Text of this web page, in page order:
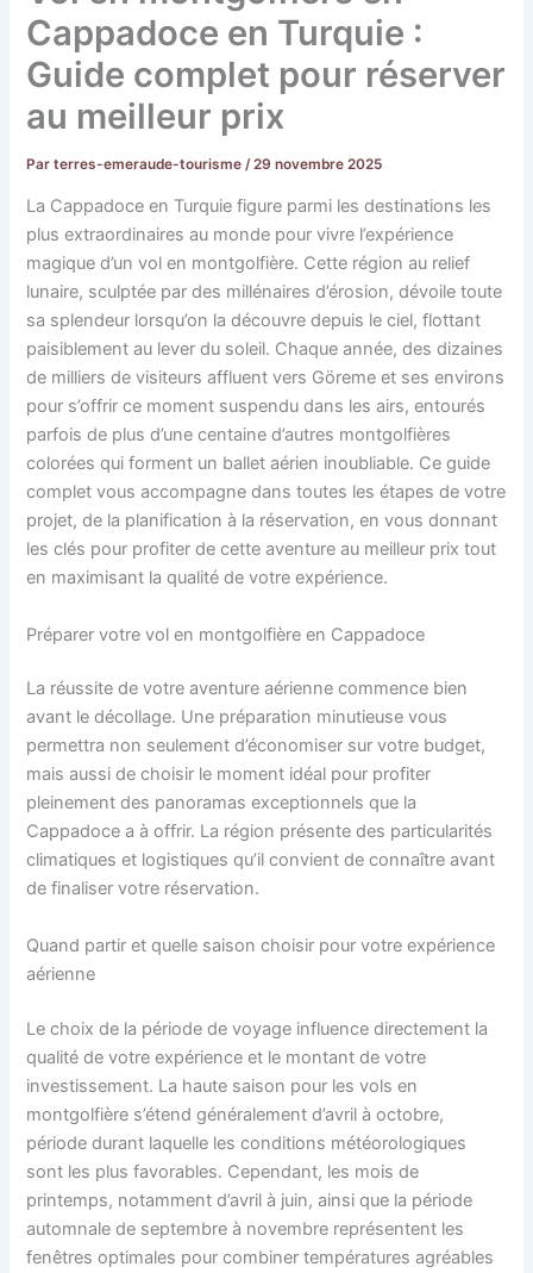
Cappadoce en Turquie :
Guide complet pour réserver
au meilleur prix
Parterres-emeraude-tourisme /29 novembre 2025
La Cappadoce en Turquie figure parmi les destinations les
plus extraordinaires au monde pour vivre l’expérience
magique d’un vol en montgolfière. Cette région au relief
lunaire, sculptée par des millénaires d’érosion, dévoile toute
sa splendeur lorsqu’on la découvre depuis le ciel, flottant
paisiblement au lever du soleil. Chaque année, des dizaines
de milliers de visiteurs affluent vers Göreme et ses environs
pour s’offrir ce moment suspendu dans les airs, entourés
parfois de plus d’une centaine d’autres montgolfières
colorées qui forment un ballet aérien inoubliable. Ce guide
complet vous accompagne dans toutes les étapes de votre
projet, de la planification à la réservation, en vous donnant
les clés pour profiter de cette aventure au meilleur prix tout
en maximisant la qualité de votre expérience.
Préparer votre vol en montgolfière en Cappadoce
La réussite de votre aventure aérienne commence bien
avant le décollage. Une préparation minutieuse vous
permettra non seulement d’économiser sur votre budget,
mais aussi de choisir le moment idéal pour profiter
pleinement des panoramas exceptionnels que la
Cappadoce a à offrir. La région présente des particularités
climatiques et logistiques qu’il convient de connaître avant
de finaliser votre réservation.
Quand partir et quelle saison choisir pour votre expérience
aérienne
Le choix de la période de voyage influence directement la
qualité de votre expérience et le montant de votre
investissement. La haute saison pour les vols en
montgolfière s’étend généralement d’avril à octobre,
période durant laquelle les conditions météorologiques
sont les plus favorables. Cependant, les mois de
printemps, notamment d’avril à juin, ainsi que la période
automnale de septembre à novembre représentent les
fenêtres optimales pour combiner températures agréables